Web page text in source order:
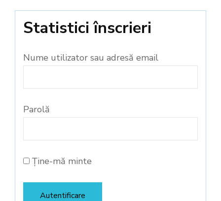
Statistici înscrieri
Nume utilizator sau adresă email
Parolă
Ține-mă minte